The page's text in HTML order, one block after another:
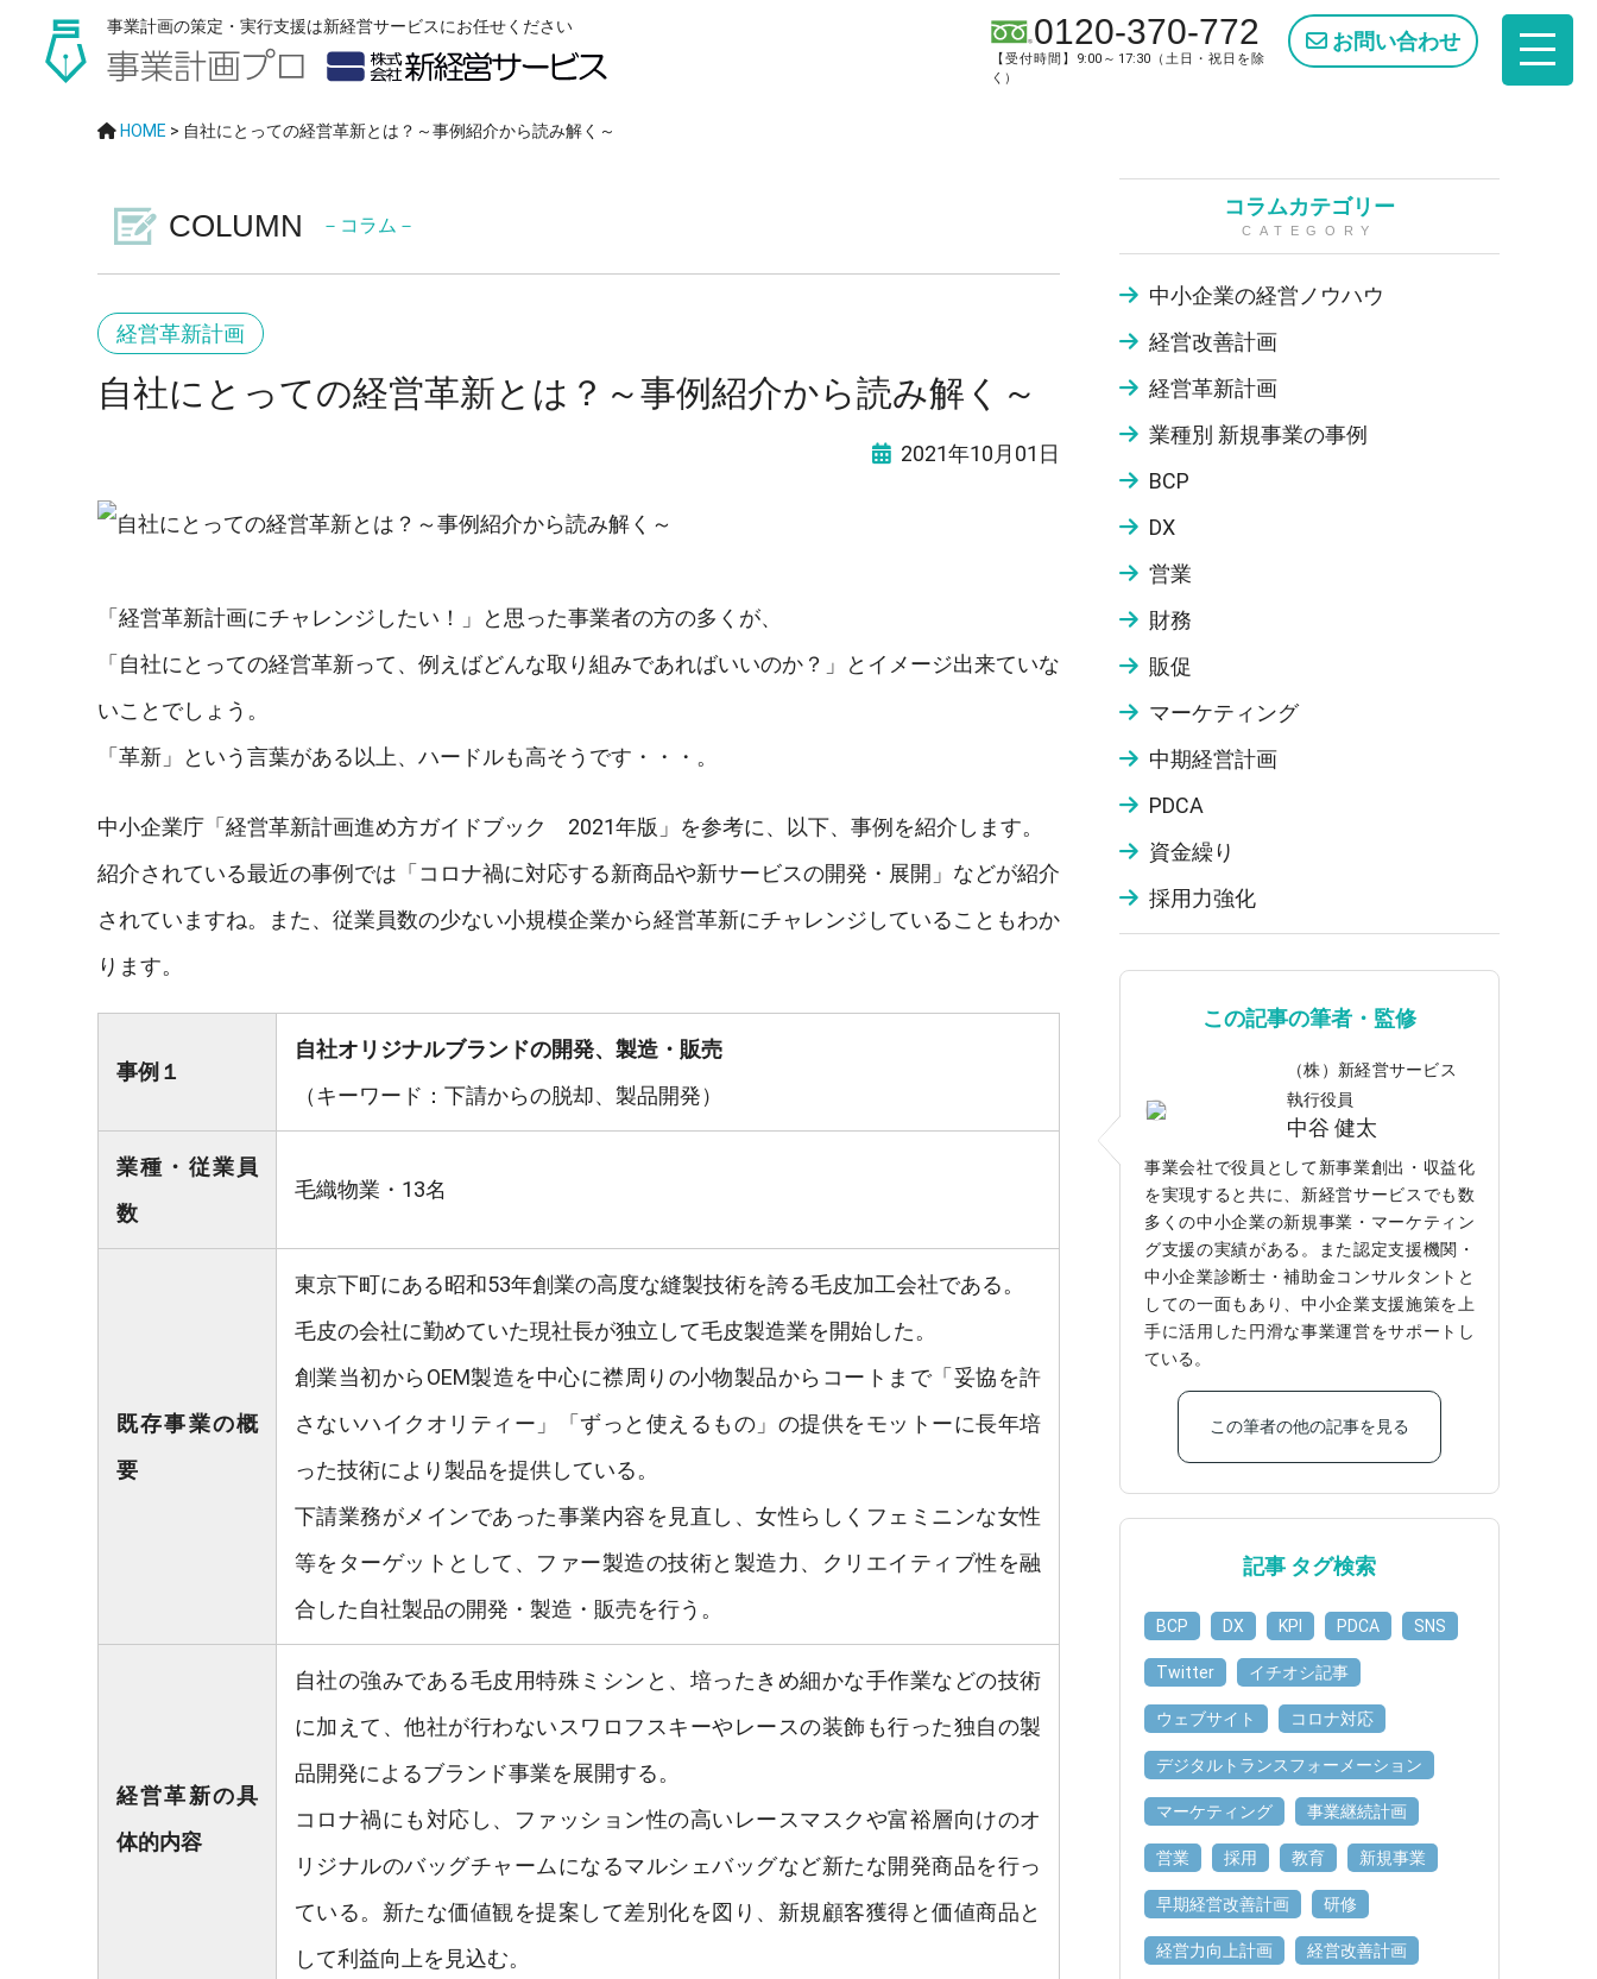
事業計画の策定・実行支援は新経営サービスにお任せください 0120-370-772
【受付時間】9:00～17:30（土日・祝日を除
く）
お問い合わせ
HOME > 自社にとっての経営革新とは？～事例紹介から読み解く～
COLUMN －コラム－
経営革新計画
自社にとっての経営革新とは？～事例紹介から読み解く～
2021年10月01日
「経営革新計画にチャレンジしたい！」と思った事業者の方の多くが、
「自社にとっての経営革新って、例えばどんな取り組みであればいいのか？」とイメージ出来ていな
いことでしょう。
「革新」という言葉がある以上、ハードルも高そうです・・・。
中小企業庁「経営革新計画進め方ガイドブック 2021年版」を参考に、以下、事例を紹介します。
紹介されている最近の事例では「コロナ禍に対応する新商品や新サービスの開発・展開」などが紹介
されていますね。また、従業員数の少ない小規模企業から経営革新にチャレンジしていることもわか
ります。
事例１
自社オリジナルブランドの開発、製造・販売
（キーワード：下請からの脱却、製品開発）
業種・従業員
数
毛織物業・13名
既存事業の概
要
東京下町にある昭和53年創業の高度な縫製技術を誇る毛皮加工会社である。
毛皮の会社に勤めていた現社長が独立して毛皮製造業を開始した。
創業当初からOEM製造を中心に襟周りの小物製品からコートまで「妥協を許
さないハイクオリティー」「ずっと使えるもの」の提供をモットーに長年培
った技術により製品を提供している。
下請業務がメインであった事業内容を見直し、女性らしくフェミニンな女性
等をターゲットとして、ファー製造の技術と製造力、クリエイティブ性を融
合した自社製品の開発・製造・販売を行う。
経営革新の具
体的内容
自社の強みである毛皮用特殊ミシンと、培ったきめ細かな手作業などの技術
に加えて、他社が行わないスワロフスキーやレースの装飾も行った独自の製
品開発によるブランド事業を展開する。
コロナ禍にも対応し、ファッション性の高いレースマスクや富裕層向けのオ
リジナルのバッグチャームになるマルシェバッグなど新たな開発商品を行っ
ている。新たな価値観を提案して差別化を図り、新規顧客獲得と価値商品と
して利益向上を見込む。
コラムカテゴリー
CATEGORY
中小企業の経営ノウハウ
経営改善計画
経営革新計画
業種別 新規事業の事例
BCP
DX
営業
財務
販促
マーケティング
中期経営計画
PDCA
資金繰り
採用力強化
この記事の筆者・監修
（株）新経営サービス
執行役員
中谷 健太
事業会社で役員として新事業創出・収益化
を実現すると共に、新経営サービスでも数
多くの中小企業の新規事業・マーケティン
グ支援の実績がある。また認定支援機関・
中小企業診断士・補助金コンサルタントと
しての一面もあり、中小企業支援施策を上
手に活用した円滑な事業運営をサポートし
ている。
この筆者の他の記事を見る
記事 タグ検索
BCP DX KPI PDCA SNS
Twitter イチオシ記事
ウェブサイト コロナ対応
デジタルトランスフォーメーション
マーケティング 事業継続計画
営業 採用 教育 新規事業
早期経営改善計画 研修
経営力向上計画 経営改善計画